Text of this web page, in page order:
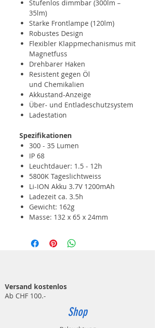
Stufenlos dimmbar (300lm –
35lm)
Starke Frontlampe (120lm)
Robustes Design
Flexibler Klappmechanismus mit
Magnetfuss
Drehbarer Haken
Resistent gegen Öl
und Chemikalien
Akkustand-Anzeige
Über- und Entladeschutzsystem
Ladestation
Spezifikationen
300 - 35 Lumen
IP 68
Leuchtdauer: 1.5 - 12h
5800K Tageslichtweiss
Li-ION Akku 3.7V 1200mAh
Ladezeit ca. 3.5h
Gewicht: 162g
Masse: 132 x 65 x 24mm
Versand kostenlos
Ab CHF 100.-
Shop